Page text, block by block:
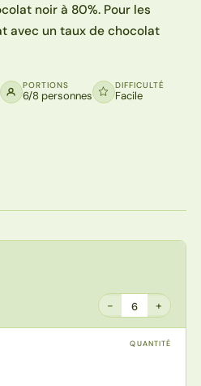
noir à 80%. Pour les
avec un taux de chocolat
PORTIONS
6/8 personnes
DIFFICULTÉ
Facile
− 6 +
QUANTITÉ